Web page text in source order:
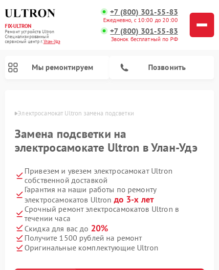
FIX-ULTRON
Ремонт устройств Ultron
Специализированный
cервисный центр г.Улан-Удэ
+7 (800) 301-55-83
Ежедневно, с 10:00 до 20:00
+7 (800) 301-55-83
Звонок бесплатный по РФ
Мы ремонтируем Позвонить
Удэ Электросамокат Ultron замена подсветки
Замена подсветки на
электросамокате Ultron в Улан-Удэ
Привезем и увезем электросамокат Ultron
собственной доставкой
Гарантия на наши работы по ремонту
электросамокатов Ultron до 3-х лет
Срочный ремонт электросамокатов Ultron в
течении часа
Скидка для вас до 20%
Получите 1500 рублей на ремонт
Оригинальные комплектующие Ultron